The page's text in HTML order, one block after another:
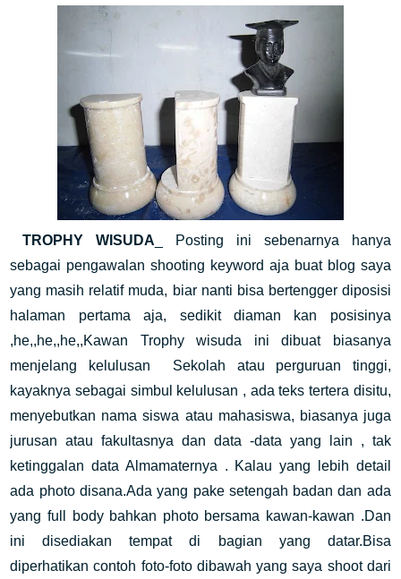
TROPHY WISUDA _ Posting ini sebenarnya hanya
sebagai pengawalan shooting keyword aja buat blog saya
yang masih relatif muda, biar nanti bisa bertengger diposisi
halaman pertama aja, sedikit diaman kan posisinya
,he,,he,,he,,Kawan Trophy wisuda ini dibuat biasanya
menjelang kelulusan Sekolah atau perguruan tinggi,
kayaknya sebagai simbul kelulusan , ada teks tertera disitu,
menyebutkan nama siswa atau mahasiswa, biasanya juga
jurusan atau fakultasnya dan data -data yang lain , tak
ketinggalan data Almamaternya . Kalau yang lebih detail
ada photo disana.Ada yang pake setengah badan dan ada
yang full body bahkan photo bersama kawan-kawan .Dan
ini disediakan tempat di bagian yang datar.Bisa
diperhatikan contoh foto-foto dibawah yang saya shoot dari